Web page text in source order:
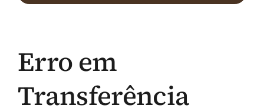
Erro em
Transferência